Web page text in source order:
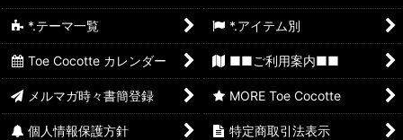
*.テーマ一覧 *.アイテム別
Toe Cocotte カレンダー ■■ご利用案内■■
メルマガ時々書簡登録 MORE Toe Cocotte
個人情報保護方針 特定商取引法表示